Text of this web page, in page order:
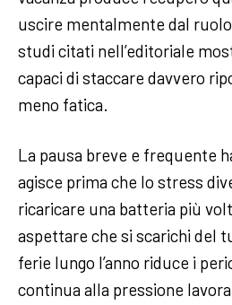
uscire mentalmente dal
studi citati nell’editoriale
capaci di staccare davvero
meno fatica.
La pausa breve e frequente
agisce prima che lo stress
ricaricare una batteria più
aspettare che si scarichi del
ferie lungo l’anno riduce i
continua alla pressione